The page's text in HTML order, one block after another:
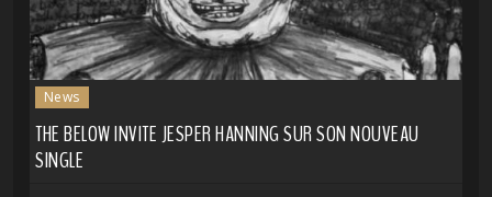
News
THE BELOW INVITE JESPER HANNING SUR SON NOUVEAU
SINGLE